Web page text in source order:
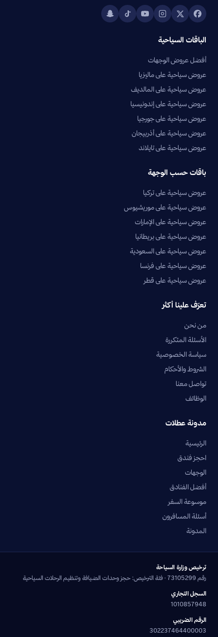
الباقات السياحية
أفضل عروض الوجهات
عروض سياحية على ماليزيا
عروض سياحية على المالديف
عروض سياحية على إندونيسيا
عروض سياحية على جورجيا
عروض سياحية على أذربيجان
عروض سياحية على تايلاند
باقات حسب الوجهة
عروض سياحية على تركيا
عروض سياحية على موريشيوس
عروض سياحية على الإمارات
عروض سياحية على بريطانيا
عروض سياحية على السعودية
عروض سياحية على فرنسا
عروض سياحية على قطر
تعرّف علينا أكثر
من نحن
الأسئلة المتكررة
سياسة الخصوصية
الشروط والأحكام
تواصل معنا
الوظائف
مدونة عطلات
الرئيسية
احجز فندق
الوجهات
أفضل الفنادق
موسوعة السفر
أسئلة المسافرون
المدونة
ترخيص وزارة السياحة
رقم 73105299 · فئة الترخيص: حجز وحدات الضيافة وتنظيم الرحلات السياحية
السجل التجاري
1010857948
الرقم الضريبي
302237464400003